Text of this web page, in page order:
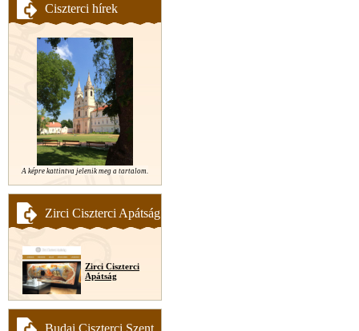
Ciszterci hírek
A képre kattintva jelenik meg a tartalom.
Zirci Ciszterci Apátság
Zirci Ciszterci
Apátság
Budai Ciszterci Szent